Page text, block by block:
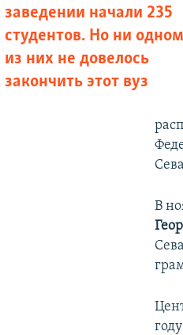
заведении начали 235
студентов. Но ни
из них не довелось
закончить этот вуз
В